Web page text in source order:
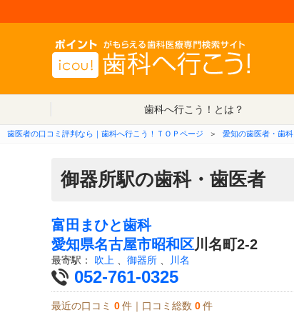
歯科へ行こう！とは？
歯医者の口コミ評判なら｜歯科へ行こう！ＴＯＰページ ＞ 愛知の歯医者・歯科
御器所駅の歯科・歯医者
富田まひと歯科
愛知県名古屋市昭和区川名町2-2
最寄駅： 吹上 御器所 川名
052-761-0325
最近の口コミ 0 件｜口コミ総数 0 件